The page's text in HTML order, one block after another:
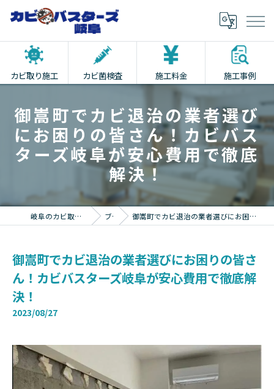
カビ取り施工 カビ菌検査 施工料金 施工事例
御嵩町でカビ退治の業者選び
にお困りの皆さん！カビバス
ターズ岐阜が安心費用で徹底
解決！
岐阜のカビ取りならカビバスターズ岐阜 ブログ 御嵩町でカビ退治の業者選びにお困りの皆さん！カビバスターズ岐阜が安心費用で徹底解決！
御嵩町でカビ退治の業者選びにお困りの皆さ
ん！カビバスターズ岐阜が安心費用で徹底解
決！
2023/08/27